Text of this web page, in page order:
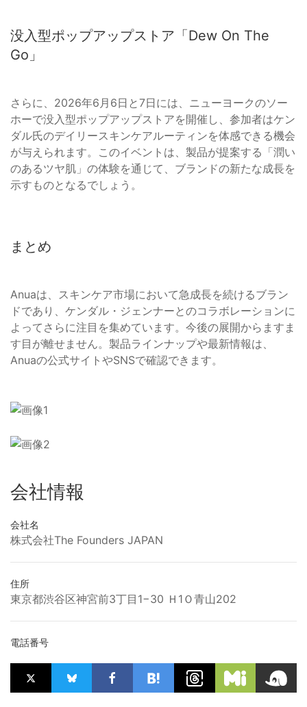
没入型ポップアップストア「Dew On The
Go」
さらに、2026年6月6日と7日には、ニューヨークのソー
ホーで没入型ポップアップストアを開催し、参加者はケン
ダル氏のデイリースキンケアルーティンを体感できる機会
が与えられます。このイベントは、製品が提案する「潤い
のあるツヤ肌」の体験を通じて、ブランドの新たな成長を
示すものとなるでしょう。
まとめ
Anuaは、スキンケア市場において急成長を続けるブラン
ドであり、ケンダル・ジェンナーとのコラボレーションに
よってさらに注目を集めています。今後の展開からますま
す目が離せません。製品ラインナップや最新情報は、
Anuaの公式サイトやSNSで確認できます。
会社情報
会社名
株式会社The Founders JAPAN
住所
東京都渋谷区神宮前3丁目1−30 Ｈ1Ｏ青山202
電話番号